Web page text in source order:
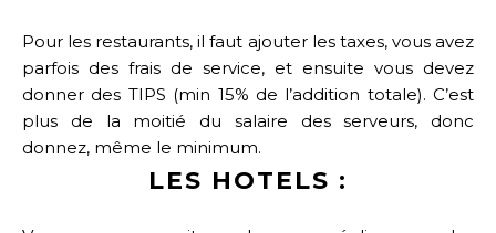
Pour les restaurants, il faut ajouter les taxes, vous avez
parfois des frais de service, et ensuite vous devez
donner des TIPS (min 15% de l’addition totale). C’est
plus de la moitié du salaire des serveurs, donc
donnez, même le minimum.
LES HOTELS :